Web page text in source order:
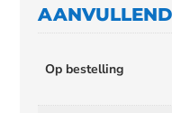
Op bestelling